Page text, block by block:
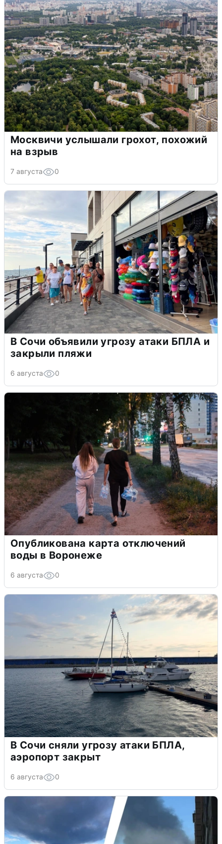
Москвичи услышали грохот, похожий
на взрыв
7 августа 0
В Сочи объявили угрозу атаки БПЛА и
закрыли пляжи
6 августа 0
Опубликована карта отключений
воды в Воронеже
6 августа 0
В Сочи сняли угрозу атаки БПЛА,
аэропорт закрыт
6 августа 0